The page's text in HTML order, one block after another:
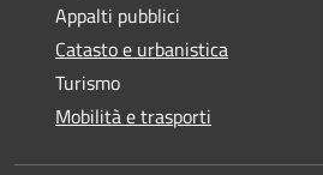
Appalti pubblici
Catasto e urbanistica
Turismo
Mobilità e trasporti